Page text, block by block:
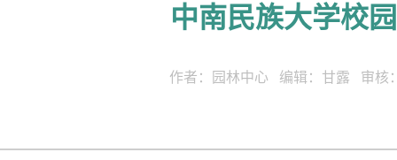
中南民族大学校
作者：园林中心 编辑：甘露 审核